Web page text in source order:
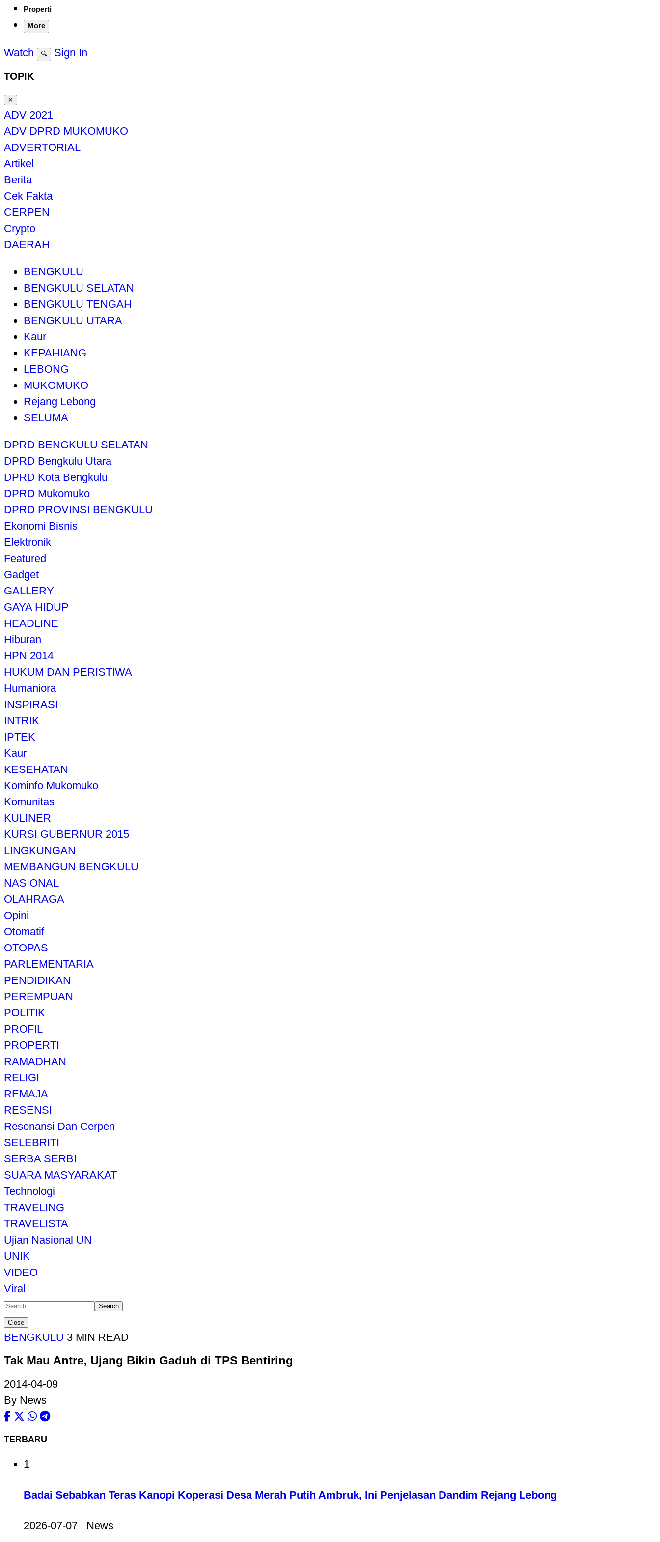
Properti
More
Watch 🔍 Sign In
TOPIK
✕
ADV 2021
ADV DPRD MUKOMUKO
ADVERTORIAL
Artikel
Berita
Cek Fakta
CERPEN
Crypto
DAERAH
BENGKULU
BENGKULU SELATAN
BENGKULU TENGAH
BENGKULU UTARA
Kaur
KEPAHIANG
LEBONG
MUKOMUKO
Rejang Lebong
SELUMA
DPRD BENGKULU SELATAN
DPRD Bengkulu Utara
DPRD Kota Bengkulu
DPRD Mukomuko
DPRD PROVINSI BENGKULU
Ekonomi Bisnis
Elektronik
Featured
Gadget
GALLERY
GAYA HIDUP
HEADLINE
Hiburan
HPN 2014
HUKUM DAN PERISTIWA
Humaniora
INSPIRASI
INTRIK
IPTEK
Kaur
KESEHATAN
Kominfo Mukomuko
Komunitas
KULINER
KURSI GUBERNUR 2015
LINGKUNGAN
MEMBANGUN BENGKULU
NASIONAL
OLAHRAGA
Opini
Otomatif
OTOPAS
PARLEMENTARIA
PENDIDIKAN
PEREMPUAN
POLITIK
PROFIL
PROPERTI
RAMADHAN
RELIGI
REMAJA
RESENSI
Resonansi Dan Cerpen
SELEBRITI
SERBA SERBI
SUARA MASYARAKAT
Technologi
TRAVELING
TRAVELISTA
Ujian Nasional UN
UNIK
VIDEO
Viral
Search
Close
BENGKULU 3 MIN READ
Tak Mau Antre, Ujang Bikin Gaduh di TPS Bentiring
2014-04-09
By News
TERBARU
1
Badai Sebabkan Teras Kanopi Koperasi Desa Merah Putih Ambruk, Ini Penjelasan Dandim Rejang Lebong
2026-07-07 | News